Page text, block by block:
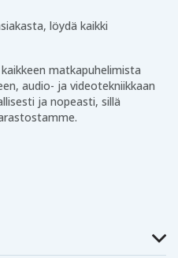
löydä kaikki
matkapuhelimista
audio- ja videotekniikkaan
ja nopeasti, sillä